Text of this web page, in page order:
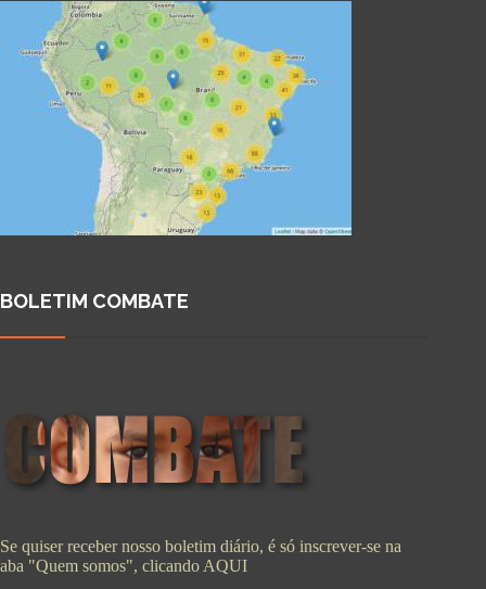
BOLETIM COMBATE
Se quiser receber nosso boletim diário, é só inscrever-se na
aba "Quem somos", clicando AQUI